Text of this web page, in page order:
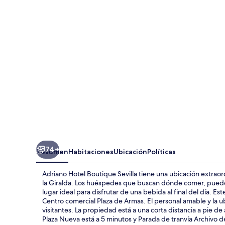
74+
ResumenHabitacionesUbicaciónPolíticas
Adriano Hotel Boutique Sevilla tiene una ubicación
la Giralda. Los huéspedes que buscan dónde comer,
lugar ideal para disfrutar de una bebida al final del día.
Centro comercial Plaza de Armas. El personal amable y
visitantes. La propiedad está a una corta distancia a pie
Plaza Nueva está a 5 minutos y Parada de tranvía Archivo